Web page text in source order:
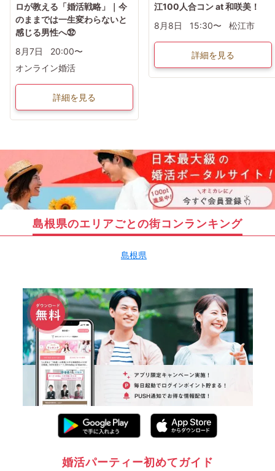
ロが教える「婚活戦略」｜今
のままでは一生変わらないと
感じる男性へ㉜
8月7日
20:00〜
オンライン婚活
詳細を見る
江100人合コン at 和咲美！
8月8日
15:30〜 松江市
詳細を見る
島根県のエリアごとの街コンランキング
島根県
婚活パーティー初めてガイド